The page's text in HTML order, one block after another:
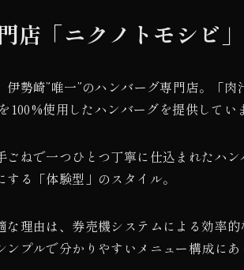
店「ニクノトモシビ
勢崎”唯一”のハンバーグ専門店。「肉
使用したハンバーグを提供してい
ねで一つひとつ丁寧に仕込まれたハ
る「体験型」のスタイル。
理由は、券売機システムによる効率
プルで分かりやすいメニュー構成にあ